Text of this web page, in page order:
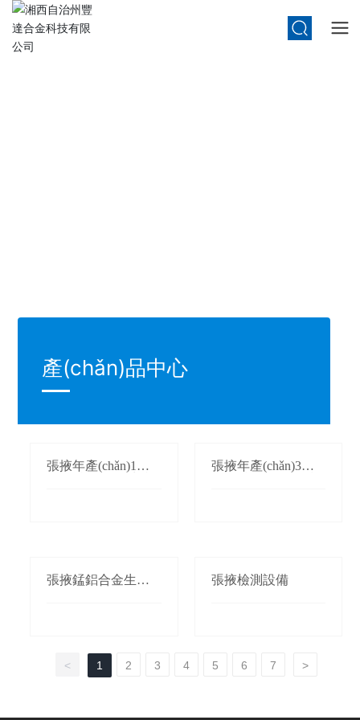
產(chǎn)品中心
張掖年產(chǎn)1萬
張掖年產(chǎn)3萬
張掖錳鋁合金生產(c
張掖檢測設備
< 1 2 3 4 5 6 7 >